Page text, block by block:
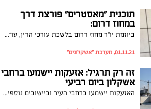
תוכנית "מאסטרים" פורצת דרך
במחוז דרום:
ביוזמת יו"ר מחוז דרום בלשכת עורכי הדין, עו"ד אלעד דנוך, עורכי דין ותיקים ממחוז דרום ינהלו תיקים משותפים ב"שכר מצווה", עם עורכי דין צעירים וכך יושג ערך רב מימדי, גם תוכנית מנטורינג, גם לימוד מקצועי, וגם עזרה לזולת: "כולם ייצאו נשכרים משיתוף הפעולה המשולש – המאסטרים, המודרכים והמיוצגים"
01.11.21, מערכת "אשקלונים"
זה רק תרגיל: אזעקות יישמעו ברחבי
אשקלון ביום רביעי
האזעקות יישמעו ברחבי העיר וביישובים נוספים במסגרת תרגיל העורף הלאומי על מנת להגביר את המוכנות במקרה של הסלמת המצב הבטחוני. ההתרעות יופעלו בהתאם לאזורי החלוקה החדשים שנקבעו במהלך מבצע "שומר החומות"